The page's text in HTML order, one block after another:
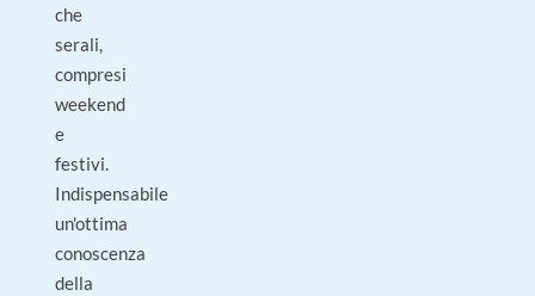
che
serali,
compresi
weekend
e
festivi.
Indispensabile
un'ottima
conoscenza
della